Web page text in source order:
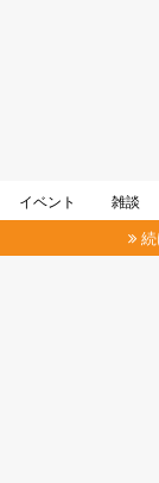
イベント 雑談